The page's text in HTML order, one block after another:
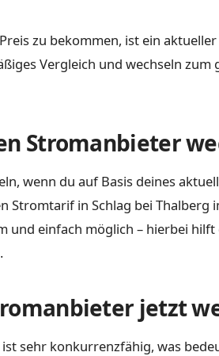
zu bekommen, ist ein
Vergleich und wechseln
Stromanbieter
wenn du auf Basis deines
Stromtarif in Schlag bei Thalberg
und einfach möglich – hierbei
jetzt
sehr konkurrenzfähig, was